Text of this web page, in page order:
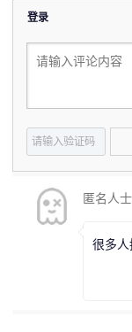
登录
匿名人士
很多人